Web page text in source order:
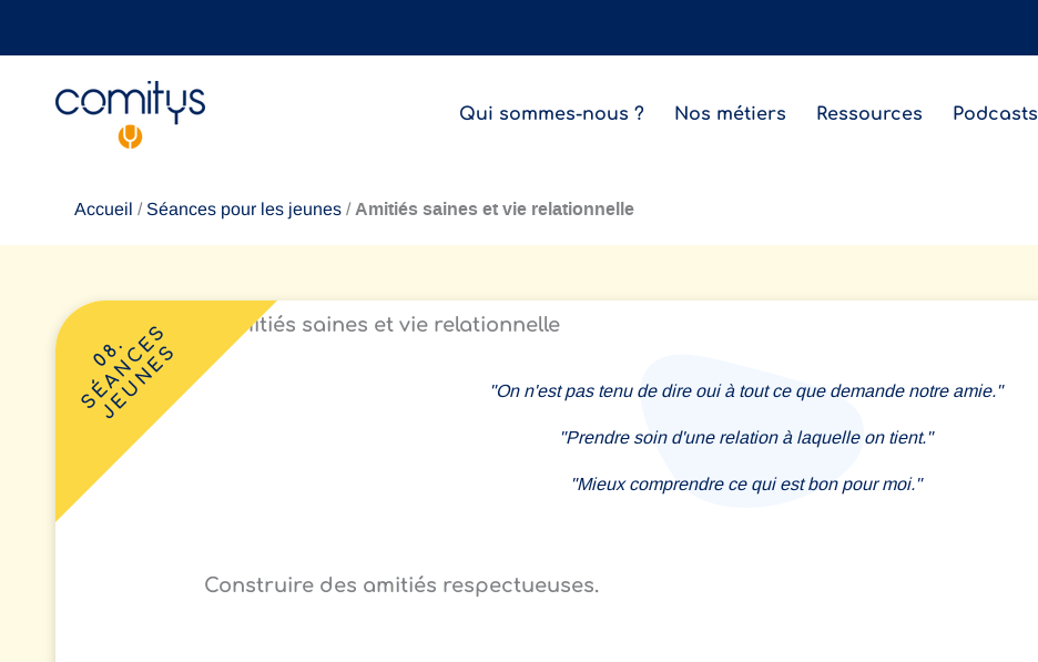
Qui sommes-nous ? Nos métiers Ressources Podcasts
Accueil / Séances pour les jeunes /Amitiés saines et vie relationnelle
08.
SÉANCES
JEUNES
Amitiés saines et vie relationnelle
"On n'est pas tenu de dire oui à tout ce que demande notre amie."
"Prendre soin d'une relation à laquelle on tient."
"Mieux comprendre ce qui est bon pour moi."
Construire des amitiés respectueuses.